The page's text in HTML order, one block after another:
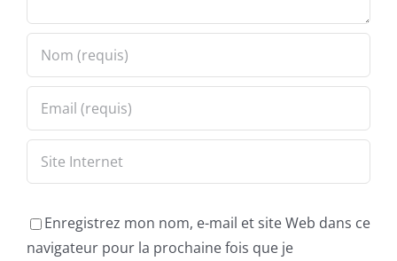
Enregistrez mon nom, e-mail et site Web dans ce
navigateur pour la prochaine fois que je